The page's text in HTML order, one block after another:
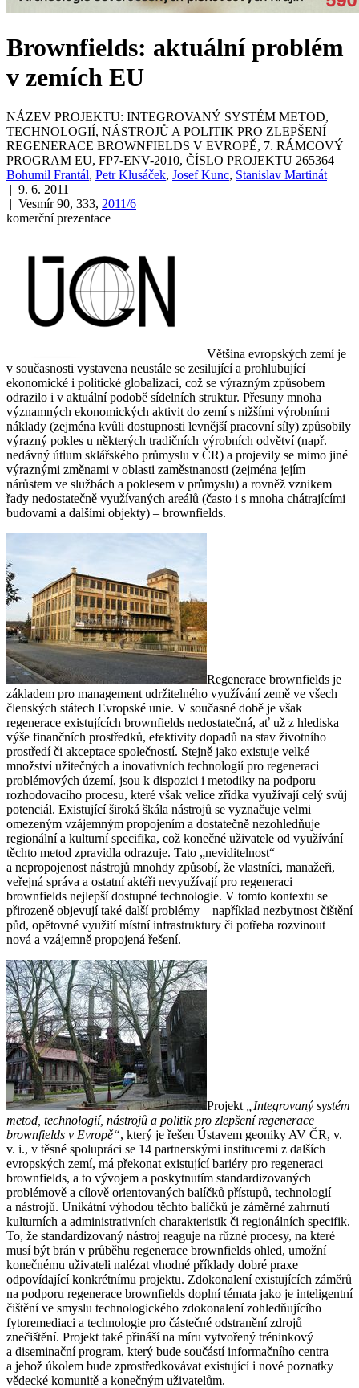
Brownfields: aktuální problém
v zemích EU
NÁZEV PROJEKTU: INTEGROVANÝ SYSTÉM METOD,
TECHNOLOGIÍ, NÁSTROJŮ A POLITIK PRO ZLEPŠENÍ
REGENERACE BROWNFIELDS V EVROPĚ, 7. RÁMCOVÝ
PROGRAM EU, FP7-ENV-2010, ČÍSLO PROJEKTU 265364
Bohumil Frantál, Petr Klusáček, Josef Kunc, Stanislav Martinát
| 9. 6. 2011
| Vesmír 90, 333, 2011/6
komerční prezentace
Většina evropských zemí je
v současnosti vystavena neustále se zesilující a prohlubující
ekonomické i politické globalizaci, což se výrazným způsobem
odrazilo i v aktuální podobě sídelních struktur. Přesuny mnoha
významných ekonomických aktivit do zemí s nižšími výrobními
náklady (zejména kvůli dostupnosti levnější pracovní síly) způsobily
výrazný pokles u některých tradičních výrobních odvětví (např.
nedávný útlum sklářského průmyslu v ČR) a projevily se mimo jiné
výraznými změnami v oblasti zaměstnanosti (zejména jejím
nárůstem ve službách a poklesem v průmyslu) a rovněž vznikem
řady nedostatečně využívaných areálů (často i s mnoha chátrajícími
budovami a dalšími objekty) – brownfields.
Regenerace brownfields je
základem pro management udržitelného využívání země ve všech
členských státech Evropské unie. V současné době je však
regenerace existujících brownfields nedostatečná, ať už z hlediska
výše finančních prostředků, efektivity dopadů na stav životního
prostředí či akceptace společností. Stejně jako existuje velké
množství užitečných a inovativních technologií pro regeneraci
problémových území, jsou k dispozici i metodiky na podporu
rozhodovacího procesu, které však velice zřídka využívají celý svůj
potenciál. Existující široká škála nástrojů se vyznačuje velmi
omezeným vzájemným propojením a dostatečně nezohledňuje
regionální a kulturní specifika, což konečné uživatele od využívání
těchto metod zpravidla odrazuje. Tato „neviditelnost“
a nepropojenost nástrojů mnohdy způsobí, že vlastníci, manažeři,
veřejná správa a ostatní aktéři nevyužívají pro regeneraci
brownfields nejlepší dostupné technologie. V tomto kontextu se
přirozeně objevují také další problémy – například nezbytnost čištění
půd, opětovné využití místní infrastruktury či potřeba rozvinout
nová a vzájemně propojená řešení.
Projekt
„Integrovaný systém
metod, technologií, nástrojů a politik pro zlepšení regenerace
brownfields v Evropě“, který je řešen Ústavem geoniky AV ČR, v.
v. i., v těsné spolupráci se 14 partnerskými institucemi z dalších
evropských zemí, má překonat existující bariéry pro regeneraci
brownfields, a to vývojem a poskytnutím standardizovaných
problémově a cílově orientovaných balíčků přístupů, technologií
a nástrojů. Unikátní výhodou těchto balíčků je záměrné zahrnutí
kulturních a administrativních charakteristik či regionálních specifik.
To, že standardizovaný nástroj reaguje na různé procesy, na které
musí být brán v průběhu regenerace brownfields ohled, umožní
konečnému uživateli nalézat vhodné příklady dobré praxe
odpovídající konkrétnímu projektu. Zdokonalení existujících záměrů
na podporu regenerace brownfields doplní témata jako je inteligentní
čištění ve smyslu technologického zdokonalení zohledňujícího
fytoremediaci a technologie pro částečné odstranění zdrojů
znečištění. Projekt také přináší na míru vytvořený tréninkový
a diseminační program, který bude součástí informačního centra
a jehož úkolem bude zprostředkovávat existující i nové poznatky
vědecké komunitě a konečným uživatelům.